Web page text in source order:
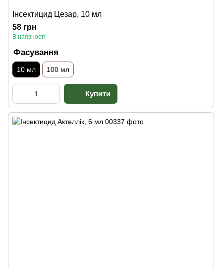
Інсектицид Цезар, 10 мл
58 грн
В наявності
Фасування
10 мл 100 мл